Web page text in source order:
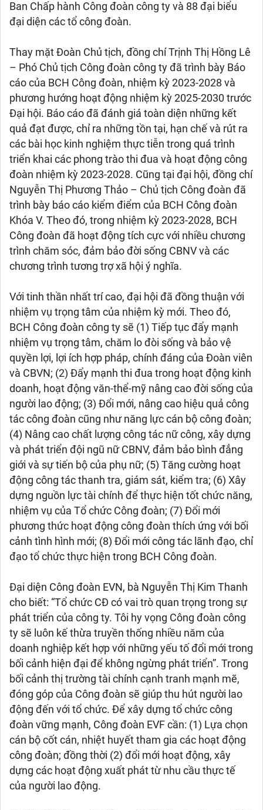
Ban Chấp hành Công đoàn công ty và 88 đại biểu
đại diện các tổ công đoàn.
Thay mặt Đoàn Chủ tịch, đồng chí Trịnh Thị Hồng Lê
– Phó Chủ tịch Công đoàn công ty đã trình bày Báo
cáo của BCH Công đoàn, nhiệm kỳ 2023-2028 và
phương hướng hoạt động nhiệm kỳ 2025-2030 trước
Đại hội. Báo cáo đã đánh giá toàn diện những kết
quả đạt được, chỉ ra những tồn tại, hạn chế và rút ra
các bài học kinh nghiệm thực tiễn trong quá trình
triển khai các phong trào thi đua và hoạt động công
đoàn nhiệm kỳ 2023-2028. Cũng tại đại hội, đồng chí
Nguyễn Thị Phương Thảo – Chủ tịch Công đoàn đã
trình bày báo cáo kiểm điểm của BCH Công đoàn
Khóa V. Theo đó, trong nhiệm kỳ 2023-2028, BCH
Công đoàn đã hoạt động tích cực với nhiều chương
trình chăm sóc, đảm bảo đời sống CBNV và các
chương trình tương trợ xã hội ý nghĩa.
Với tinh thần nhất trí cao, đại hội đã đồng thuận với
nhiệm vụ trọng tâm của nhiệm kỳ mới. Theo đó,
BCH Công đoàn công ty sẽ (1) Tiếp tục đẩy mạnh
nhiệm vụ trọng tâm, chăm lo đòi sống và bảo vệ
quyền lợi, lợi ích hợp pháp, chính đáng của Đoàn viên
và CBVN; (2) Đẩy mạnh thi đua trong hoạt động kinh
doanh, hoạt động văn-thể-mỹ nâng cao đời sống của
người lao động; (3) Đổi mới, nâng cao hiệu quả công
tác công đoàn cũng như năng lực cán bộ công đoàn;
(4) Nâng cao chất lượng công tác nữ công, xây dựng
và phát triển đội ngũ nữ CBNV, đảm bảo bình đẳng
giới và sự tiến bộ của phụ nữ; (5) Tăng cường hoạt
động công tác thanh tra, giám sát, kiểm tra; (6) Xây
dựng nguồn lực tài chính để thực hiện tốt chức năng,
nhiệm vụ của Tổ chức Công đoàn; (7) Đổi mới
phương thức hoạt động công đoàn thích ứng với bối
cảnh tình hình mới; (8) Đổi mới công tác lãnh đạo, chỉ
đạo tổ chức thực hiện trong BCH Công đoàn.
Đại diện Công đoàn EVN, bà Nguyễn Thị Kim Thanh
cho biết: “Tổ chức CĐ có vai trò quan trọng trong sự
phát triển của công ty. Tôi hy vọng Công đoàn công
ty sẽ luôn kế thừa truyền thống nhiều năm của
doanh nghiệp kết hợp với những yếu tố đổi mới trong
bối cảnh hiện đại để không ngừng phát triển”. Trong
bối cảnh thị trường tài chính cạnh tranh mạnh mẽ,
đóng góp của Công đoàn sẽ giúp thu hút người lao
động đến với tổ chức. Để xây dựng tổ chức công
đoàn vững mạnh, Công đoàn EVF cần: (1) Lựa chọn
cán bộ cốt cán, nhiệt huyết tham gia các hoạt động
công đoàn; đồng thời (2) đổi mới hoạt động, xây
dựng các hoạt động xuất phát từ nhu cầu thực tế
của người lao động.